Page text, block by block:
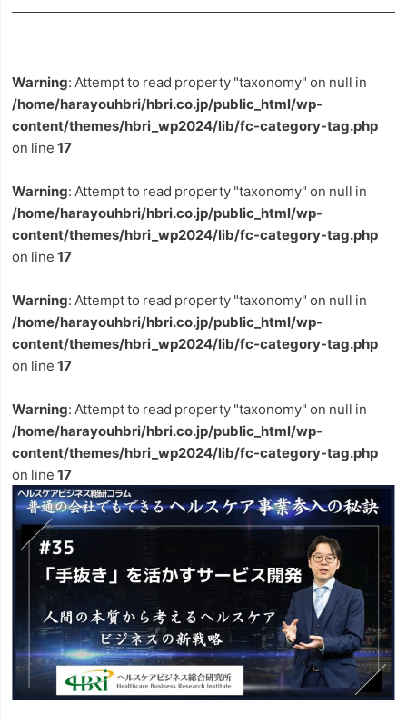
Warning: Attempt to read property "taxonomy" on null in
/home/harayouhbri/hbri.co.jp/public_html/wp-
content/themes/hbri_wp2024/lib/fc-category-tag.php
on line17
Warning: Attempt to read property "taxonomy" on null in
/home/harayouhbri/hbri.co.jp/public_html/wp-
content/themes/hbri_wp2024/lib/fc-category-tag.php
on line17
Warning: Attempt to read property "taxonomy" on null in
/home/harayouhbri/hbri.co.jp/public_html/wp-
content/themes/hbri_wp2024/lib/fc-category-tag.php
on line17
Warning: Attempt to read property "taxonomy" on null in
/home/harayouhbri/hbri.co.jp/public_html/wp-
content/themes/hbri_wp2024/lib/fc-category-tag.php
on line17